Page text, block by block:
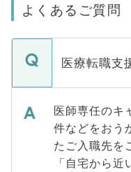
よくあるご質問
医療転職支
医師専任のキ
件などをおう
たご入職先を
「自宅から近